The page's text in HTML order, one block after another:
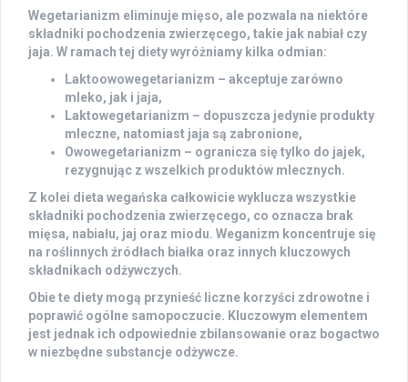
Wegetarianizm eliminuje mięso, ale pozwala na niektóre
składniki pochodzenia zwierzęcego, takie jak nabiał czy
jaja. W ramach tej diety wyróżniamy kilka odmian:
Laktoowowegetarianizm – akceptuje zarówno
mleko, jak i jaja,
Laktowegetarianizm – dopuszcza jedynie produkty
mleczne, natomiast jaja są zabronione,
Owowegetarianizm – ogranicza się tylko do jajek,
rezygnując z wszelkich produktów mlecznych.
Z kolei dieta wegańska całkowicie wyklucza wszystkie
składniki pochodzenia zwierzęcego, co oznacza brak
mięsa, nabiału, jaj oraz miodu. Weganizm koncentruje się
na roślinnych źródłach białka oraz innych kluczowych
składnikach odżywczych.
Obie te diety mogą przynieść liczne korzyści zdrowotne i
poprawić ogólne samopoczucie. Kluczowym elementem
jest jednak ich odpowiednie zbilansowanie oraz bogactwo
w niezbędne substancje odżywcze.